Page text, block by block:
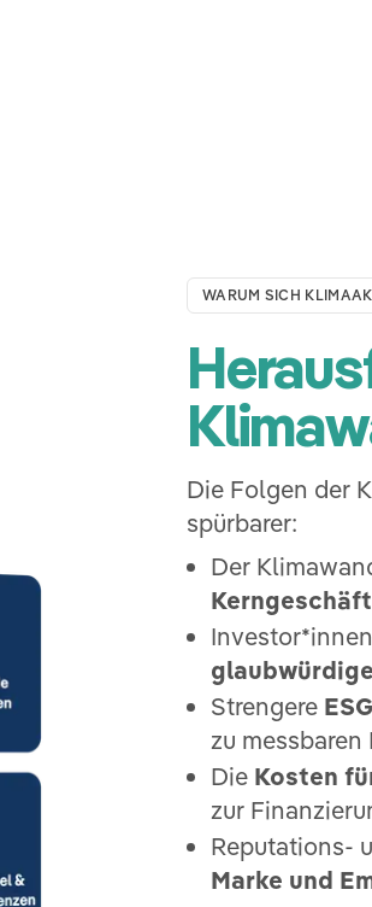
WARUM SICH
Die Folgen der
spürbarer:
Der
Kerngeschäft
Strengere
zu
Die Kosten
zur
Reputations-
Marke und